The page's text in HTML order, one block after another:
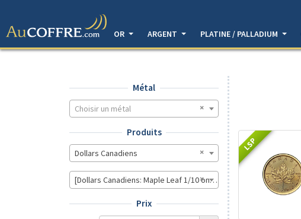
OR
ARGENT PLATINE / PALLADIUM
Métal
Choisir un métal
Produits
Dollars Canadiens
[Dollars Canadiens: Maple Leaf 1/10 once]
Prix
LSP